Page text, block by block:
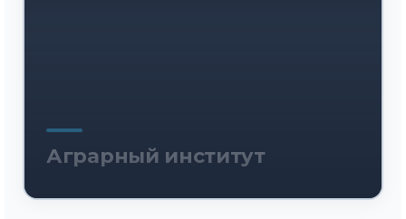
Аграрный институт